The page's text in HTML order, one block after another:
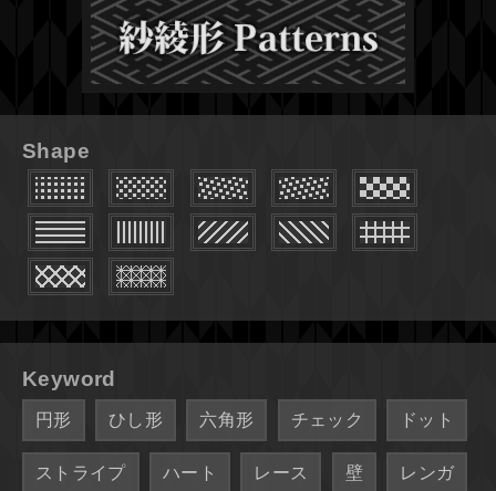
Shape
Keyword
円形 ひし形 六角形 チェック ドット
ストライプ ハート レース 壁 レンガ